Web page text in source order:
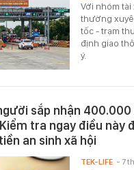
Với nhóm
thường
tốc - trạm
định giao
ý.
sắp nhận 400.000
tra ngay điều này
an sinh xã hội
TEK-LIFE - 7